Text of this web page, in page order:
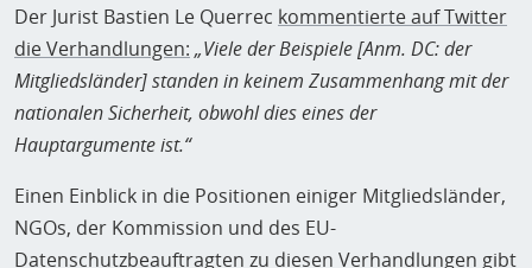
Der Jurist Bastien Le Querrec kommentierte auf Twitter
die Verhandlungen: „Viele der Beispiele [Anm. DC: der
Mitgliedsländer] standen in keinem Zusammenhang mit der
nationalen Sicherheit, obwohl dies eines der
Hauptargumente ist.“
Einen Einblick in die Positionen einiger Mitgliedsländer,
NGOs, der Kommission und des EU-
Datenschutzbeauftragten zu diesen Verhandlungen gibt